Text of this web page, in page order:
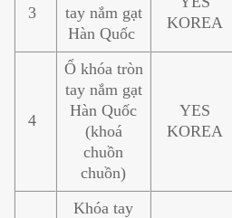
3
tay nắm gạt
Hàn Quốc
KOREA
4
Ổ khóa tròn
tay nắm gạt
Hàn Quốc
(khoá
chuồn
chuồn)
YES
KOREA
Khóa tay